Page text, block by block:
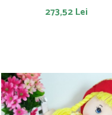
273,52 Lei